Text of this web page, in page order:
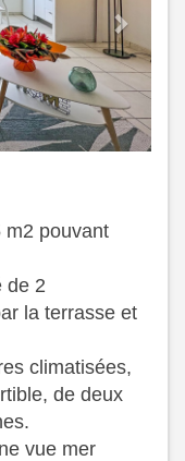
m2 pouvant
de 2
la terrasse et
climatisées,
de deux
vue mer